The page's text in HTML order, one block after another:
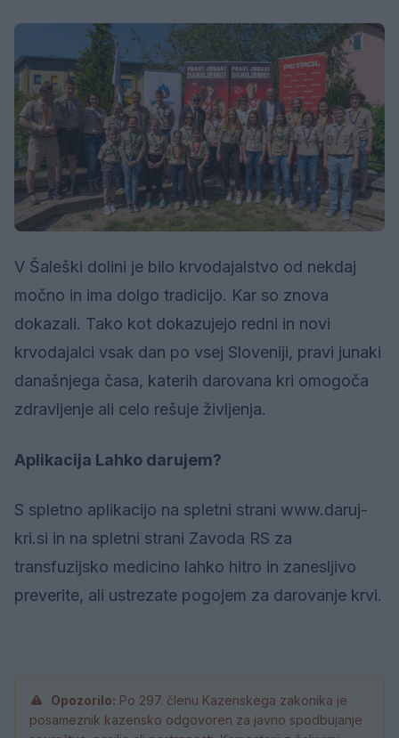
V Šaleški dolini je bilo krvodajalstvo od nekdaj
močno in ima dolgo tradicijo. Kar so znova
dokazali. Tako kot dokazujejo redni in novi
krvodajalci vsak dan po vsej Sloveniji, pravi junaki
današnjega časa, katerih darovana kri omogoča
zdravljenje ali celo rešuje življenja.
Aplikacija Lahko darujem?
S spletno aplikacijo na spletni strani www.daruj-
kri.si in na spletni strani Zavoda RS za
transfuzijsko medicino lahko hitro in zanesljivo
preverite, ali ustrezate pogojem za darovanje krvi.
Opozorilo: Po 297. členu Kazenskega zakonika je
posameznik kazensko odgovoren za javno spodbujanje